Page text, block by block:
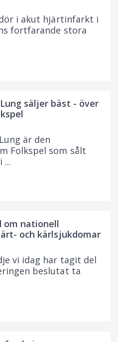
i akut hjärtinfarkt i
fortfarande stora
säljer bäst - över
är den
Folkspel som sålt
...
om nationell
och kärlsjukdomar
vi idag har tagit del
beslutat ta